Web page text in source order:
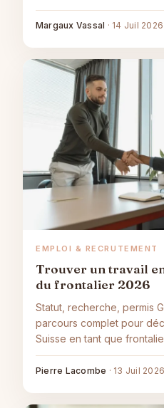
recruteur.
Margaux Vassal · 14 Juil 2026
EMPLOI & RECRUTEMENT
Trouver un travail
du frontalier 2026
Statut, recherche, permis
parcours complet pour
Suisse en tant que
Pierre Lacombe · 13 Juil 2026